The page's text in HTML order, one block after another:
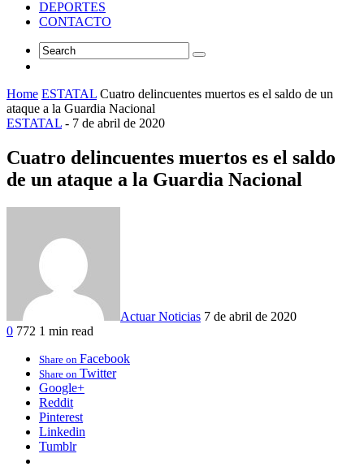
DEPORTES
CONTACTO
Home ESTATAL Cuatro delincuentes muertos es el saldo de un
ataque a la Guardia Nacional
ESTATAL - 7 de abril de 2020
Cuatro delincuentes muertos es el saldo
de un ataque a la Guardia Nacional
Actuar Noticias 7 de abril de 2020
0 772 1 min read
Share on Facebook
Share on Twitter
Google+
Reddit
Pinterest
Linkedin
Tumblr